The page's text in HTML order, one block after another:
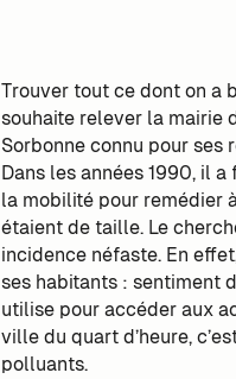
Trouver tout ce dont on a
souhaite relever la mairie
Sorbonne connu pour
Dans les années 1990, il
la mobilité pour remédier
étaient de taille. Le
incidence néfaste. En
ses habitants : sentiment
utilise pour accéder aux
ville du quart d’heure,
polluants.